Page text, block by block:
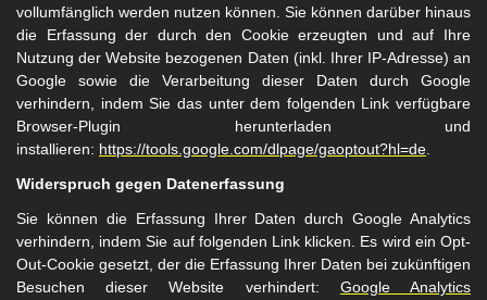
vollumfänglich werden nutzen können. Sie können darüber hinaus
die Erfassung der durch den Cookie erzeugten und auf Ihre
Nutzung der Website bezogenen Daten (inkl. Ihrer IP-Adresse) an
Google sowie die Verarbeitung dieser Daten durch Google
verhindern, indem Sie das unter dem folgenden Link verfügbare
Browser-Plugin herunterladen und
installieren: https://tools.google.com/dlpage/gaoptout?hl=de.
Widerspruch gegen Datenerfassung
Sie können die Erfassung Ihrer Daten durch Google Analytics
verhindern, indem Sie auf folgenden Link klicken. Es wird ein Opt-
Out-Cookie gesetzt, der die Erfassung Ihrer Daten bei zukünftigen
Besuchen dieser Website verhindert: Google Analytics